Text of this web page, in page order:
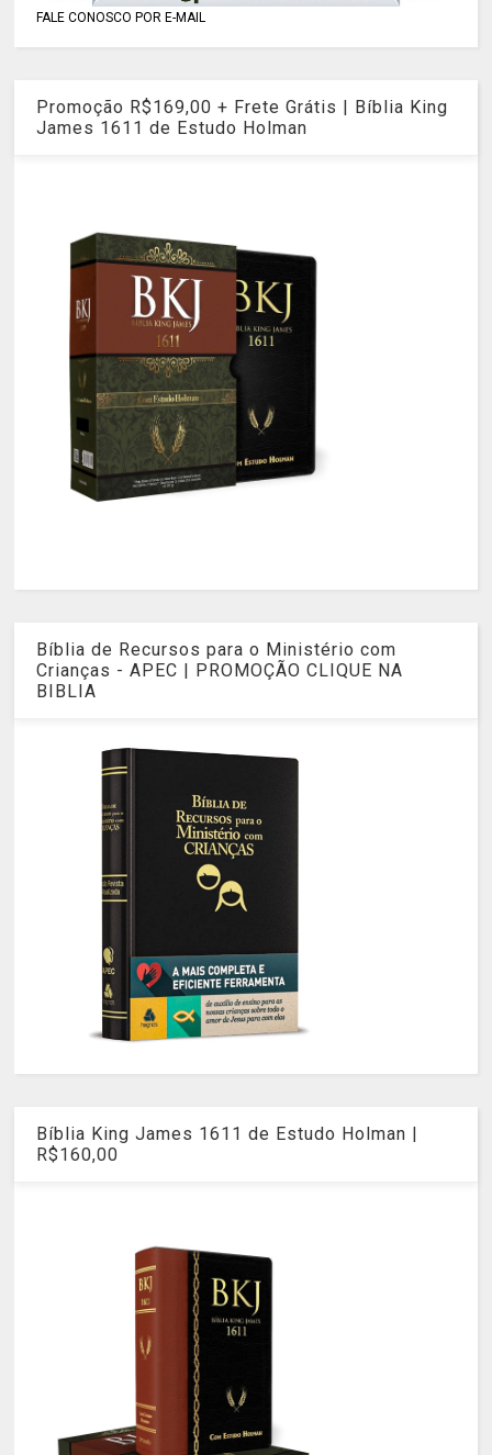
FALE CONOSCO POR E-MAIL
Promoção R$169,00 + Frete Grátis | Bíblia King
James 1611 de Estudo Holman
Bíblia de Recursos para o Ministério com
Crianças - APEC | PROMOÇÃO CLIQUE NA
BIBLIA
Bíblia King James 1611 de Estudo Holman |
R$160,00